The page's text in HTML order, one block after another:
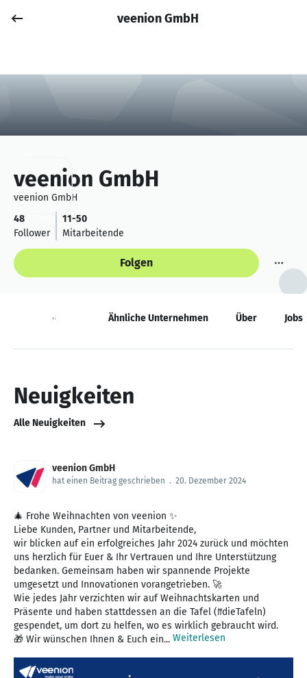
Anmelden
veenion GmbH
veenion GmbH
veenion GmbH
48
Follower
11-50
Mitarbeitende
Folgen
Neuigkeiten Ähnliche Unternehmen Über Jobs
Neuigkeiten
Alle Neuigkeiten
veenion GmbH
hat einen Beitrag geschrieben . 20. Dezember 2024
🎄 Frohe Weihnachten von veenion ✨
Liebe Kunden, Partner und Mitarbeitende,
wir blicken auf ein erfolgreiches Jahr 2024 zurück und möchten
uns herzlich für Euer & Ihr Vertrauen und Ihre Unterstützung
bedanken. Gemeinsam haben wir spannende Projekte
umgesetzt und Innovationen vorangetrieben. 🚀
Wie jedes Jahr verzichten wir auf Weihnachtskarten und
Präsente und haben stattdessen an die Tafel (#dieTafeln)
gespendet, um dort zu helfen, wo es wirklich gebraucht wird.
🎁 Wir wünschen Ihnen & Euch ein... Weiterlesen